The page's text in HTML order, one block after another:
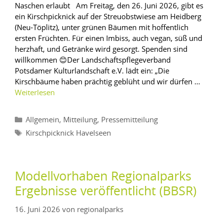
Naschen erlaubt Am Freitag, den 26. Juni 2026, gibt es
ein Kirschpicknick auf der Streuobstwiese am Heidberg
(Neu-Töplitz), unter grünen Bäumen mit hoffentlich
ersten Früchten. Für einen Imbiss, auch vegan, süß und
herzhaft, und Getränke wird gesorgt. Spenden sind
willkommen 😊Der Landschaftspflegeverband
Potsdamer Kulturlandschaft e.V. lädt ein: „Die
Kirschbäume haben prächtig geblüht und wir dürfen …
Weiterlesen
Allgemein, Mitteilung, Pressemitteilung
Kirschpicknick Havelseen
Modellvorhaben Regionalparks
Ergebnisse veröffentlicht (BBSR)
16. Juni 2026 von regionalparks